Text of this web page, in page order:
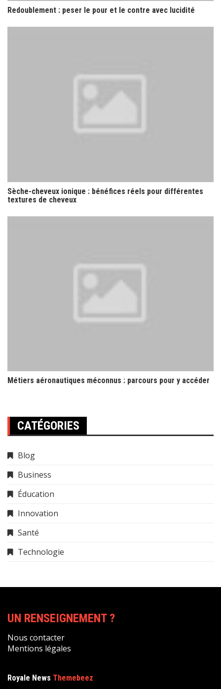
Redoublement : peser le pour et le contre avec lucidité
Sèche-cheveux ionique : bénéfices réels pour différentes
textures de cheveux
Métiers aéronautiques méconnus : parcours pour y accéder
CATÉGORIES
Blog
Business
Éducation
Innovation
Santé
Technologie
UN RENSEIGNEMENT ?
Nous contacter
Mentions légales
Royale News Themebeez